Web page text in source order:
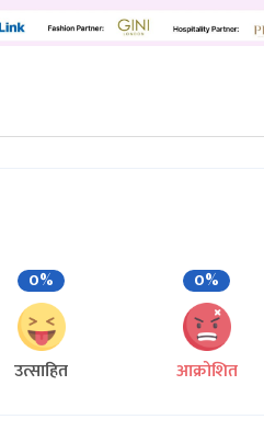
0%
उत्साहित
0%
आक्रोशित